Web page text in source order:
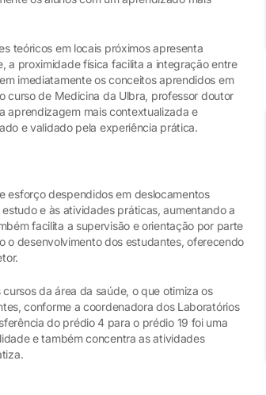
teóricos em locais próximos apresenta
a proximidade física facilita a integração entre
imediatamente os conceitos aprendidos em
curso de Medicina da Ulbra, professor doutor
aprendizagem mais contextualizada e
e validado pela experiência prática.
esforço despendidos em deslocamentos
e às atividades práticas, aumentando a
facilita a supervisão e orientação por parte
desenvolvimento dos estudantes, oferecendo
da área da saúde, o que otimiza os
conforme a coordenadora dos Laboratórios
do prédio 4 para o prédio 19 foi uma
e também concentra as atividades